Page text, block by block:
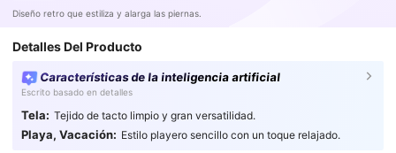
Diseño retro que estiliza y alarga las piernas.
Detalles Del Producto
Características de la inteligencia artificial
Escrito basado en detalles
Tela: Tejido de tacto limpio y gran versatilidad.
Playa, Vacación: Estilo playero sencillo con un toque relajado.